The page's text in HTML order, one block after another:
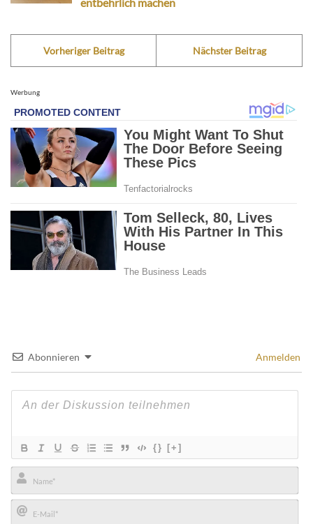
Vorheriger Beitrag Nächster Beitrag
Werbung
Abonnieren Anmelden
{} [+]
Name*